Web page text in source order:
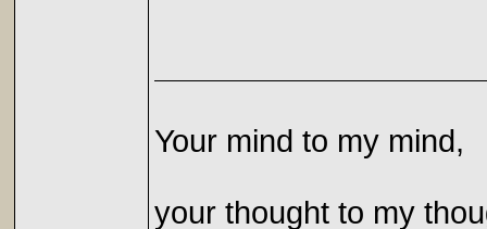
Your mind to my mind,
your thought to my